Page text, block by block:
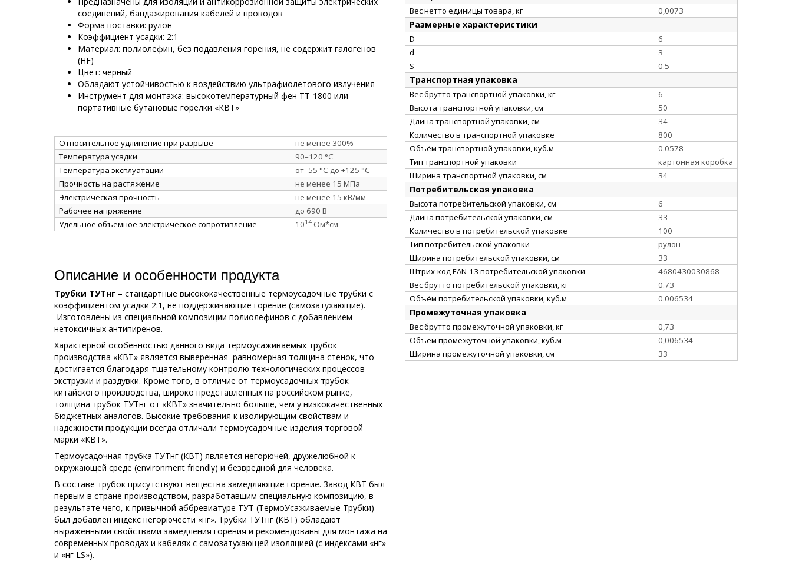
соединений, бандажирования кабелей и проводов
Форма поставки: рулон
Коэффициент усадки: 2:1
Материал: полиолефин, без подавления горения, не содержит галогенов
(HF)
Цвет: черный
Обладают устойчивостью к воздействию ультрафиолетового излучения
Инструмент для монтажа: высокотемпературный фен ТТ-1800 или
портативные бутановые горелки «КВТ»
Относительное удлинение при разрыве
не менее 300%
Температура усадки
90–120 °C
Температура эксплуатации
от -55 °C до +125 °C
Прочность на растяжение
не менее 15 МПа
Электрическая прочность
не менее 15 кВ/мм
Рабочее напряжение
до 690 В
Удельное объемное электрическое сопротивление
1014 Ом*см
Описание и особенности продукта
Трубки ТУТнг – стандартные высококачественные термоусадочные трубки с
коэффициентом усадки 2:1, не поддерживающие горение (самозатухающие).
Изготовлены из специальной композиции полиолефинов с добавлением
нетоксичных антипиренов.
Характерной особенностью данного вида термоусаживаемых трубок
производства «КВТ» является выверенная равномерная толщина стенок, что
достигается благодаря тщательному контролю технологических процессов
экструзии и раздувки. Кроме того, в отличие от термоусадочных трубок
китайского производства, широко представленных на российском рынке,
толщина трубок ТУТнг от «КВТ» значительно больше, чем у низкокачественных
бюджетных аналогов. Высокие требования к изолирующим свойствам и
надежности продукции всегда отличали термоусадочные изделия торговой
марки «КВТ».
Термоусадочная трубка ТУТнг (КВТ) является негорючей, дружелюбной к
окружающей среде (environment friendly) и безвредной для человека.
В составе трубок присутствуют вещества замедляющие горение. Завод КВТ был
первым в стране производством, разработавшим специальную композицию, в
результате чего, к привычной аббревиатуре ТУТ (ТермоУсаживаемые Трубки)
был добавлен индекс негорючести «нг». Трубки ТУТнг (КВТ) обладают
выраженными свойствами замедления горения и рекомендованы для монтажа на
современных проводах и кабелях с самозатухающей изоляцией (с индексами «нг»
и «нг LS»).
Вес нетто единицы товара, кг 0,0073
Размерные характеристики
D
6
d
3
S
0.5
Транспортная упаковка
Вес брутто транспортной упаковки, кг
6
Высота транспортной упаковки, см
50
Длина транспортной упаковки, см
34
Количество в транспортной упаковке
800
Объём транспортной упаковки, куб.м
0.0578
Тип транспортной упаковки
картонная коробка
Ширина транспортной упаковки, см
34
Потребительская упаковка
Высота потребительской упаковки, см
6
Длина потребительской упаковки, см
33
Количество в потребительской упаковке
100
Тип потребительской упаковки
рулон
Ширина потребительской упаковки, см
33
Штрих-код EAN-13 потребительской упаковки
4680430030868
Вес брутто потребительской упаковки, кг
0.73
Объём потребительской упаковки, куб.м
0.006534
Промежуточная упаковка
Вес брутто промежуточной упаковки, кг
0,73
Объём промежуточной упаковки, куб.м
0,006534
Ширина промежуточной упаковки, см
33